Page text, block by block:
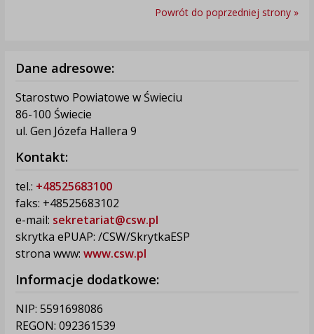
Powrót do poprzedniej strony »
Dane adresowe:
Starostwo Powiatowe w Świeciu
86-100 Świecie
ul. Gen Józefa Hallera 9
Kontakt:
tel.: +48525683100
faks: +48525683102
e-mail: sekretariat@csw.pl
skrytka ePUAP: /CSW/SkrytkaESP
strona www: www.csw.pl
Informacje dodatkowe:
NIP: 5591698086
REGON: 092361539